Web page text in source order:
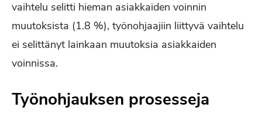
vaihtelu selitti hieman asiakkaiden voinnin
muutoksista (1.8 %), työnohjaajiin liittyvä vaihtelu
ei selittänyt lainkaan muutoksia asiakkaiden
voinnissa.
Työnohjauksen prosesseja